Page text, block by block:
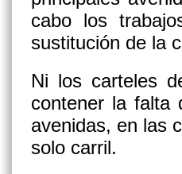
cabo los
sustitución de la
Ni los carteles
contener la falta
avenidas, en las
solo carril.